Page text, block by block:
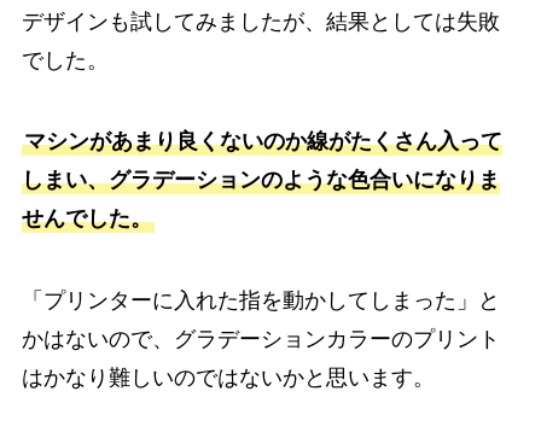
デザインも試してみましたが、結果としては失敗
でした。
マシンがあまり良くないのか線がたくさん入って
しまい、グラデーションのような色合いになりま
せんでした。
「プリンターに入れた指を動かしてしまった」と
かはないので、グラデーションカラーのプリント
はかなり難しいのではないかと思います。